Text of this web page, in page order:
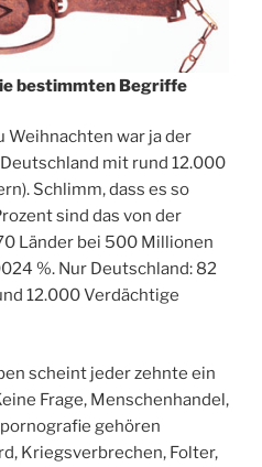
bestimmten Begriffe
Weihnachten war ja der
mit rund 12.000
Schlimm, dass es so
sind das von der
Länder bei 500 Millionen
%. Nur Deutschland: 82
12.000 Verdächtige
scheint jeder zehnte ein
Frage, Menschenhandel,
gehören
Kriegsverbrechen, Folter,